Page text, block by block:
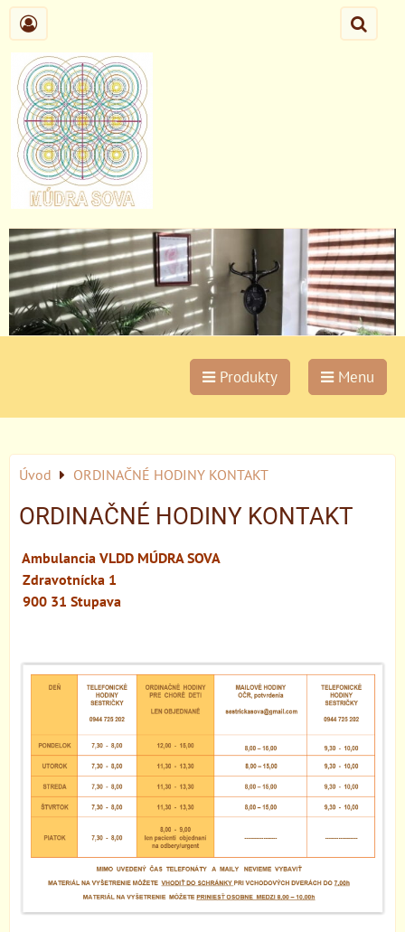
Produkty Menu
Úvod ORDINAČNÉ HODINY KONTAKT
ORDINAČNÉ HODINY KONTAKT
Ambulancia VLDD MÚDRA SOVA
Zdravotnícka 1
900 31 Stupava